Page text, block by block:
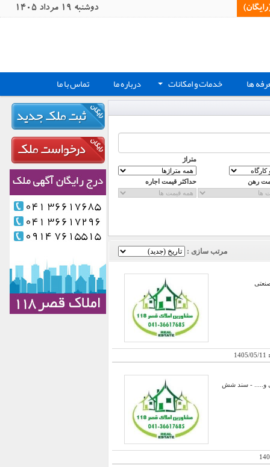
دوشنبه 19 مرداد 1405
ها + خدمات و امکانات درباره ما تماس با ما
متراژ
رهن حداکثر قیمت اجاره
مرتب سازی :
1405/05/11
بهداشتی - اداری و نگهبانی و..... - سند شش